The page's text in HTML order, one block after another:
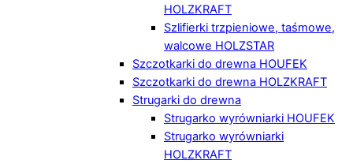
HOLZKRAFT
Szlifierki trzpieniowe, taśmowe,
walcowe HOLZSTAR
Szczotkarki do drewna HOUFEK
Szczotkarki do drewna HOLZKRAFT
Strugarki do drewna
Strugarko wyrówniarki HOUFEK
Strugarko wyrówniarki
HOLZKRAFT